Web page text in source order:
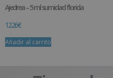
Ajedrea – 5 ml sumidad florida
12.26€
Añadir al carrito